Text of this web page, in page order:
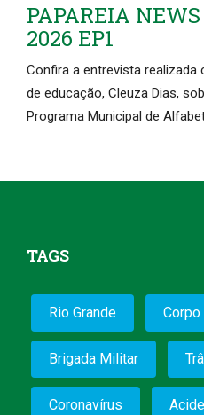
PAPAREIA
2026 EP1
Confira a entrevista realizada
de educação, Cleuza Dias,
Programa Municipal de
TAGS
Rio Grande
Brigada Militar
Coronavírus